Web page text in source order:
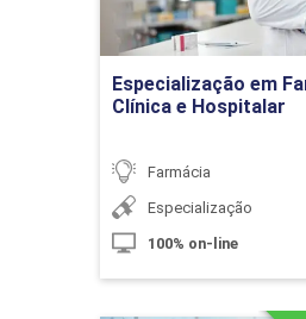
Conceitos e
Área do Medicamento
10h
Especialização em
Clínica e Hospitalar
Farmácia
Especialização
100% on-line